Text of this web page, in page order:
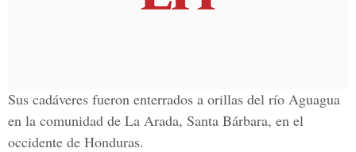
Sus cadáveres fueron enterrados a orillas del río Aguagua
en la comunidad de La Arada, Santa Bárbara, en el
occidente de Honduras.